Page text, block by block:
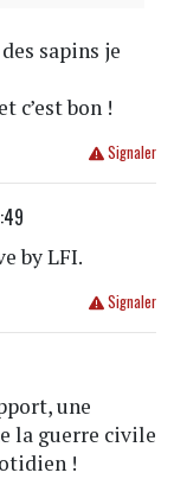
sapins je
c’est bon !
Signaler
by LFI.
Signaler
une
la guerre civile
!